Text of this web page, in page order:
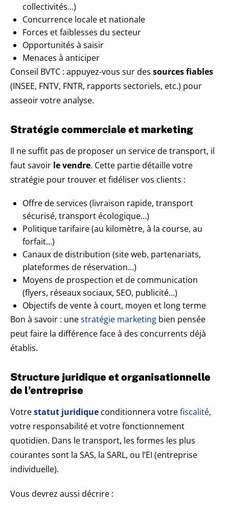
collectivités…)
Concurrence locale et nationale
Forces et faiblesses du secteur
Opportunités à saisir
Menaces à anticiper
Conseil BVTC : appuyez-vous sur des sources fiables
(INSEE, FNTV, FNTR, rapports sectoriels, etc.) pour
asseoir votre analyse.
Stratégie commerciale et marketing
Il ne suffit pas de proposer un service de transport, il
faut savoir le vendre. Cette partie détaille votre
stratégie pour trouver et fidéliser vos clients :
Offre de services (livraison rapide, transport
sécurisé, transport écologique…)
Politique tarifaire (au kilomètre, à la course, au
forfait…)
Canaux de distribution (site web, partenariats,
plateformes de réservation…)
Moyens de prospection et de communication
(flyers, réseaux sociaux, SEO, publicité…)
Objectifs de vente à court, moyen et long terme
Bon à savoir : unestratégie marketing bien pensée
peut faire la différence face à des concurrents déjà
établis.
Structure juridique et organisationnelle
de l’entreprise
Votrestatut juridique conditionnera votrefiscalité,
votre responsabilité et votre fonctionnement
quotidien. Dans le transport, les formes les plus
courantes sont la SAS, la SARL, ou l’EI (entreprise
individuelle).
Vous devrez aussi décrire :